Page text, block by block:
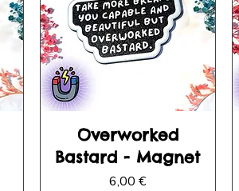
Overworked
Bastard - Magnet
Preis
6,00 €